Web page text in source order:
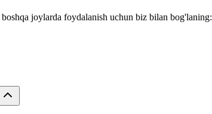
joylarda foydalanish uchun biz bilan bog'laning: